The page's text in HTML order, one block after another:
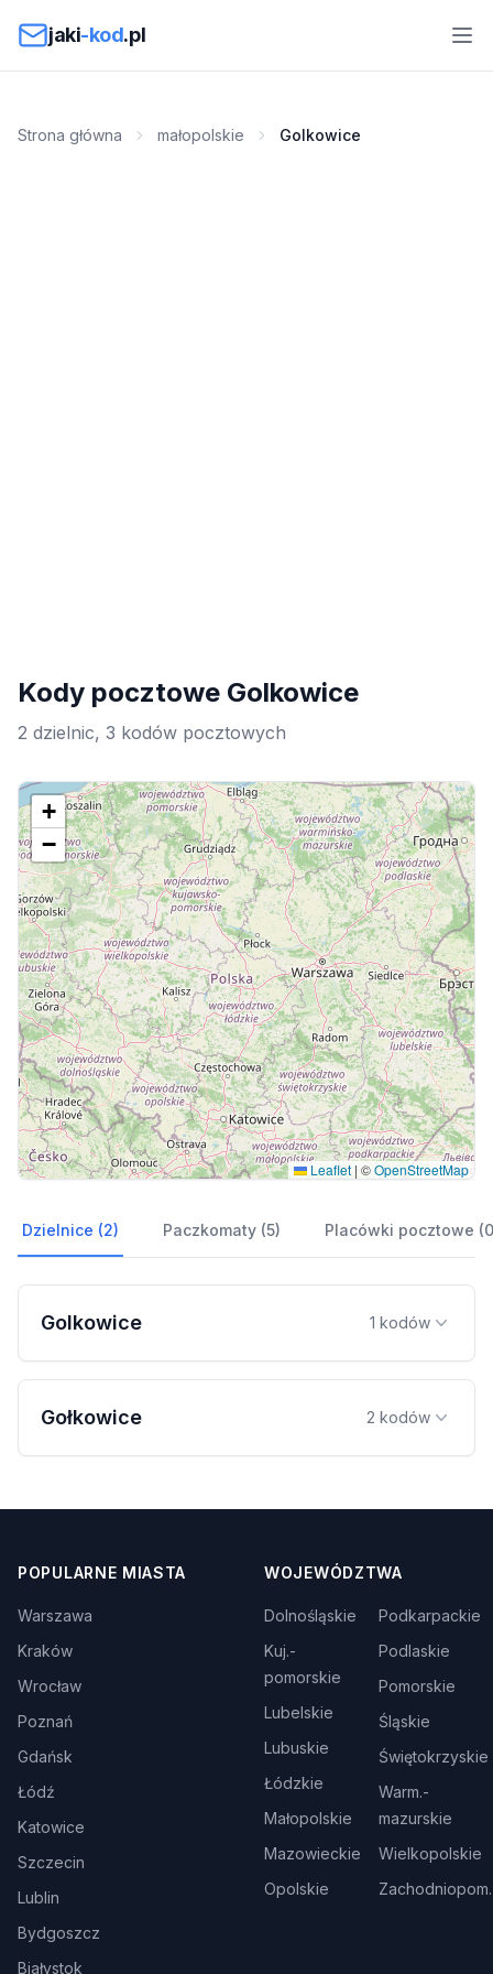
jaki-kod.pl
Strona główna małopolskie Golkowice
Kody pocztowe Golkowice
2 dzielnic, 3 kodów pocztowych
+
−
Leaflet | ©OpenStreetMap
Dzielnice (2) Paczkomaty (5) Placówki pocztowe
Golkowice 1 kodów
Gołkowice 2 kodów
POPULARNE MIASTA
Warszawa
Kraków
Wrocław
Poznań
Gdańsk
Łódź
Katowice
Szczecin
Lublin
Bydgoszcz
Białystok
WOJEWÓDZTWA
Dolnośląskie
Kuj.-
pomorskie
Lubelskie
Lubuskie
Łódzkie
Małopolskie
Mazowieckie
Opolskie
Podkarpackie
Podlaskie
Pomorskie
Śląskie
Świętokrzyskie
Warm.-
mazurskie
Wielkopolskie
Zachodniopom.